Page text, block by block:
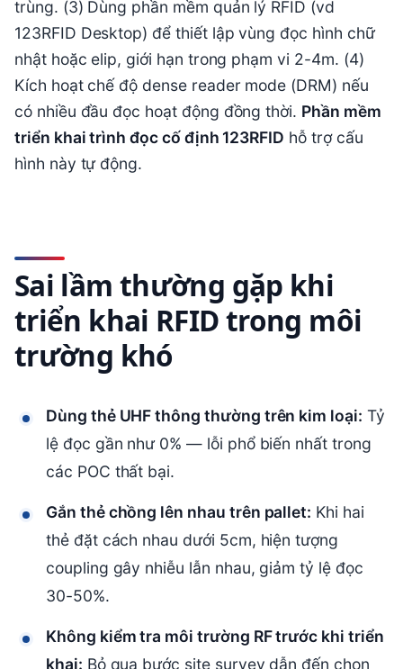
trùng. (3) Dùng phần mềm quản lý RFID (vd
123RFID Desktop) để thiết lập vùng đọc hình chữ
nhật hoặc elip, giới hạn trong phạm vi 2-4m. (4)
Kích hoạt chế độ dense reader mode (DRM) nếu
có nhiều đầu đọc hoạt động đồng thời. Phần mềm
triển khai trình đọc cố định 123RFID hỗ trợ cấu
hình này tự động.
Sai lầm thường gặp khi
triển khai RFID trong môi
trường khó
Dùng thẻ UHF thông thường trên kim loại: Tỷ
lệ đọc gần như 0% — lỗi phổ biến nhất trong
các POC thất bại.
Gắn thẻ chồng lên nhau trên pallet: Khi hai
thẻ đặt cách nhau dưới 5cm, hiện tượng
coupling gây nhiễu lẫn nhau, giảm tỷ lệ đọc
30-50%.
Không kiểm tra môi trường RF trước khi triển
khai: Bỏ qua bước site survey dẫn đến chọn